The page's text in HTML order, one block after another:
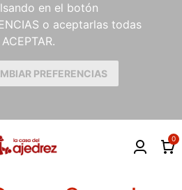
en el botón
o aceptarlas todas
PREFERENCIAS
0